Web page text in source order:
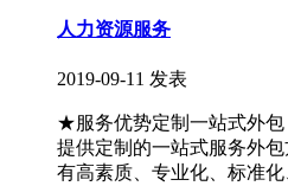
人力资源服务
2019-09-11 发表
★服务优势定制一站式外
提供定制的一站式服务外
有高素质、专业化、标准